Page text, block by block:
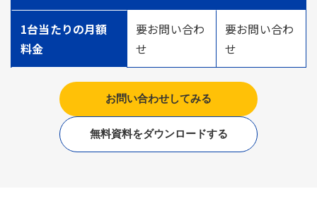
1台当たりの月額
料金
要お問い合わ
せ
要お問い合わ
せ
お問い合わせしてみる
無料資料をダウンロードする